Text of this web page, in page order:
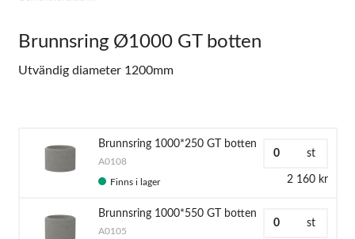
Brunnsring Ø1000 GT botten
Utvändig diameter 1200mm
Brunnsring 1000*250 GT botten
A0108
Finns i lager 2 160 kr
st
Brunnsring 1000*550 GT botten
A0105
st